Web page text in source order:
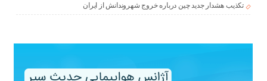
تکذیب هشدار جدید چین درباره خروج شهروندانش از ایران